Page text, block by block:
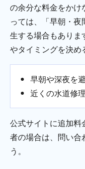
の余分な料金をかけ
っては、「早朝・
生する場合もあり
やタイミングを決め
早朝や深夜を
近くの水道修
公式サイトに追加料
者の場合は、問い合
う。